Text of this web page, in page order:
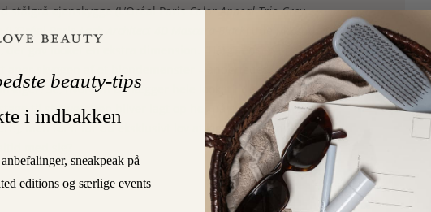
øjenskygge (L’Oréal ParisColor Appeal Trio Grey
ParisLash Architect 4D Mascara Black
) udelukkende på de
gav looket en ekstra dimension. “Hårgrænsen i panden blev
skyggen af et blondemønster – anderledes, smukt og
Se, hvordan du lægger hele looket i den video, som
til showet. Den bliver lagt op her på skønhedsbloggen
men først får du eksklusivt lov at kigge ned i Annes
med sig?
beauty-tips
i indbakken
sneakpeak på
editions og særlige events